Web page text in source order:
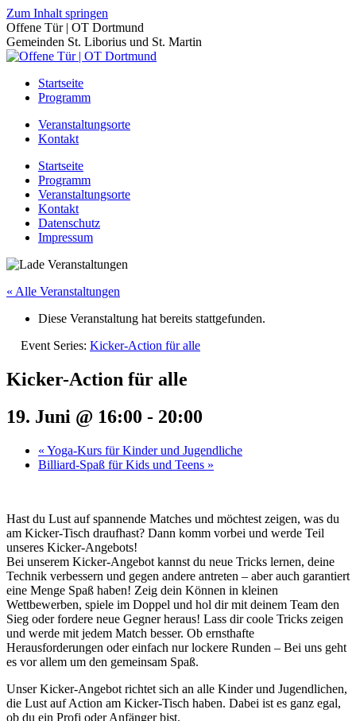
Zum Inhalt springen
Offene Tür | OT Dortmund
Gemeinden St. Liborius und St. Martin
Startseite
Programm
Veranstaltungsorte
Kontakt
Startseite
Programm
Veranstaltungsorte
Kontakt
Datenschutz
Impressum
« Alle Veranstaltungen
Diese Veranstaltung hat bereits stattgefunden.
Event Series: Kicker-Action für alle
Kicker-Action für alle
19. Juni @ 16:00 - 20:00
« Yoga-Kurs für Kinder und Jugendliche
Billiard-Spaß für Kids und Teens »
Hast du Lust auf spannende Matches und möchtest zeigen, was du
am Kicker-Tisch draufhast? Dann komm vorbei und werde Teil
unseres Kicker-Angebots!
Bei unserem Kicker-Angebot kannst du neue Tricks lernen, deine
Technik verbessern und gegen andere antreten – aber auch garantiert
eine Menge Spaß haben! Zeig dein Können in kleinen
Wettbewerben, spiele im Doppel und hol dir mit deinem Team den
Sieg oder fordere neue Gegner heraus! Lass dir coole Tricks zeigen
und werde mit jedem Match besser. Ob ernsthafte
Herausforderungen oder einfach nur lockere Runden – Bei uns geht
es vor allem um den gemeinsam Spaß.
Unser Kicker-Angebot richtet sich an alle Kinder und Jugendlichen,
die Lust auf Action am Kicker-Tisch haben. Dabei ist es ganz egal,
ob du ein Profi oder Anfänger bist.